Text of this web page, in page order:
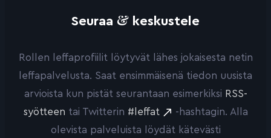
Seuraa & keskustele
Rollen leffaprofiilit löytyvät lähes jokaisesta netin
leffapalvelusta. Saat ensimmäisenä tiedon uusista
arvioista kun pistät seurantaan esimerkiksi RSS-
syötteen tai Twitterin #leffat
-hashtagin. Alla
olevista palveluista löydät kätevästi